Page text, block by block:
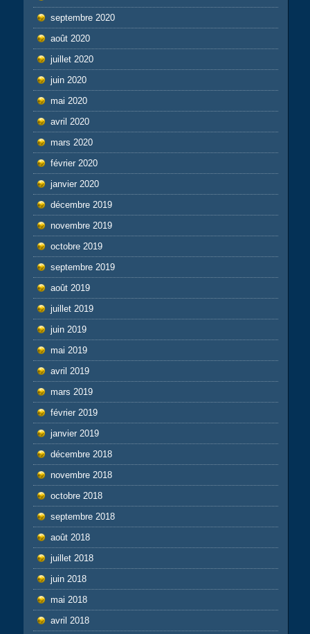
septembre 2020
août 2020
juillet 2020
juin 2020
mai 2020
avril 2020
mars 2020
février 2020
janvier 2020
décembre 2019
novembre 2019
octobre 2019
septembre 2019
août 2019
juillet 2019
juin 2019
mai 2019
avril 2019
mars 2019
février 2019
janvier 2019
décembre 2018
novembre 2018
octobre 2018
septembre 2018
août 2018
juillet 2018
juin 2018
mai 2018
avril 2018